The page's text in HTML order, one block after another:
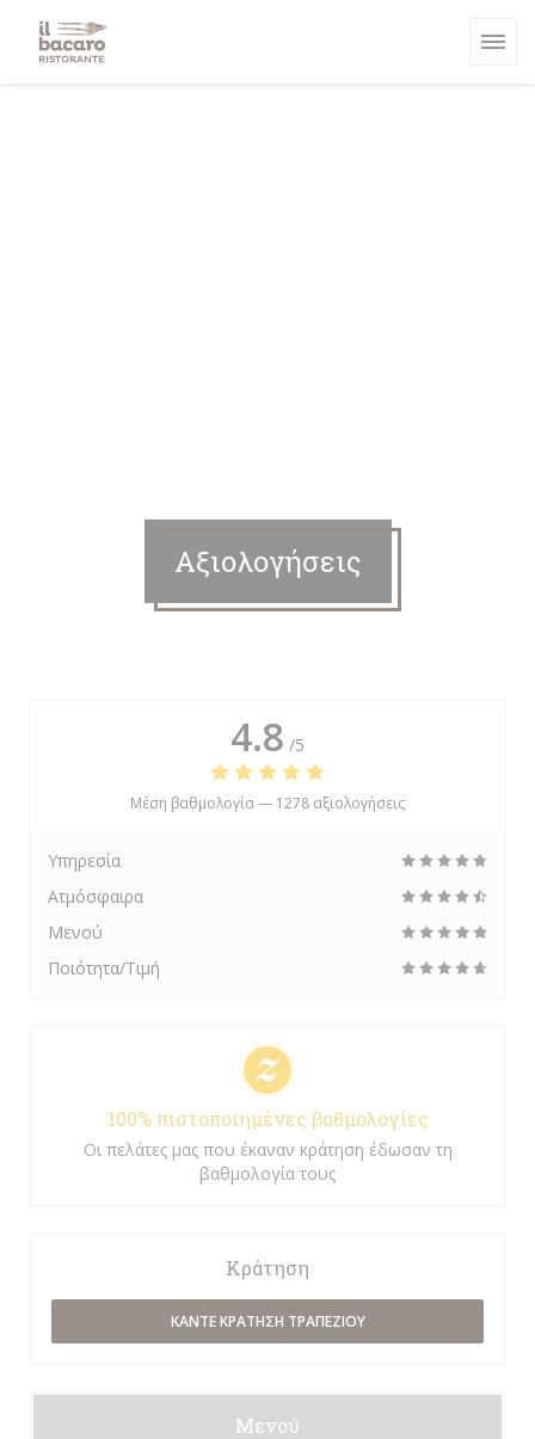
Αξιολογήσεις
4.8 /5
Μέση βαθμολογία — 1278 αξιολογήσεις
Υπηρεσία
Ατμόσφαιρα
Μενού
Ποιότητα/Τιμή
100% πιστοποιημένες βαθμολογίες
Οι πελάτες μας που έκαναν κράτηση έδωσαν τη
βαθμολογία τους
Κράτηση
ΚΆΝΤΕ ΚΡΆΤΗΣΗ ΤΡΑΠΕΖΙΟΎ
Μενού